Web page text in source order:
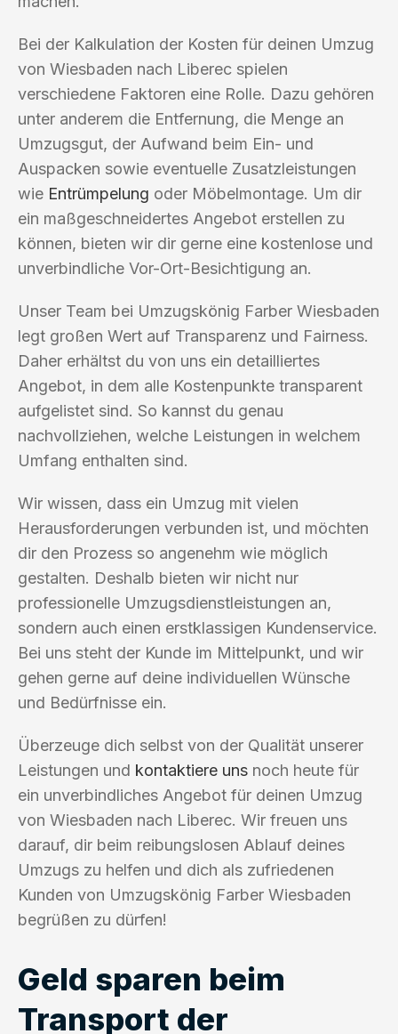
Bei der Kalkulation der Kosten für deinen Umzug
von Wiesbaden nach Liberec spielen
verschiedene Faktoren eine Rolle. Dazu gehören
unter anderem die Entfernung, die Menge an
Umzugsgut, der Aufwand beim Ein- und
Auspacken sowie eventuelle Zusatzleistungen
wie Entrümpelung oder Möbelmontage. Um dir
ein maßgeschneidertes Angebot erstellen zu
können, bieten wir dir gerne eine kostenlose und
unverbindliche Vor-Ort-Besichtigung an.
Unser Team bei Umzugskönig Farber Wiesbaden
legt großen Wert auf Transparenz und Fairness.
Daher erhältst du von uns ein detailliertes
Angebot, in dem alle Kostenpunkte transparent
aufgelistet sind. So kannst du genau
nachvollziehen, welche Leistungen in welchem
Umfang enthalten sind.
Wir wissen, dass ein Umzug mit vielen
Herausforderungen verbunden ist, und möchten
dir den Prozess so angenehm wie möglich
gestalten. Deshalb bieten wir nicht nur
professionelle Umzugsdienstleistungen an,
sondern auch einen erstklassigen Kundenservice.
Bei uns steht der Kunde im Mittelpunkt, und wir
gehen gerne auf deine individuellen Wünsche
und Bedürfnisse ein.
Überzeuge dich selbst von der Qualität unserer
Leistungen und kontaktiere uns noch heute für
ein unverbindliches Angebot für deinen Umzug
von Wiesbaden nach Liberec. Wir freuen uns
darauf, dir beim reibungslosen Ablauf deines
Umzugs zu helfen und dich als zufriedenen
Kunden von Umzugskönig Farber Wiesbaden
begrüßen zu dürfen!
Geld sparen beim
Transport der